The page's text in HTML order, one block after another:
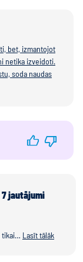
bet, izmantojot
netika izveidoti.
soda naudas
jautājumi
tikai… Lasīt tālāk